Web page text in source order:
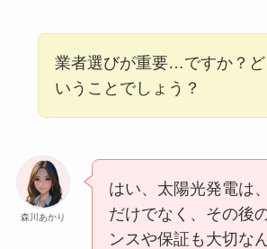
業者選びが重要…ですか？ど
いうことでしょう？
森川あかり
はい、太陽光発電は
だけでなく、その後
ンスや保証も大切な